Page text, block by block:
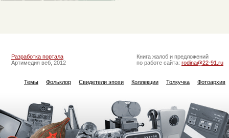
Разработка портала
Артимедия веб, 2012
Книга жалоб и предложений
по работе сайта: rodina@22-91.ru
Темы Фольклор Свидетели эпохи Коллекции Толкучка Фотоархив